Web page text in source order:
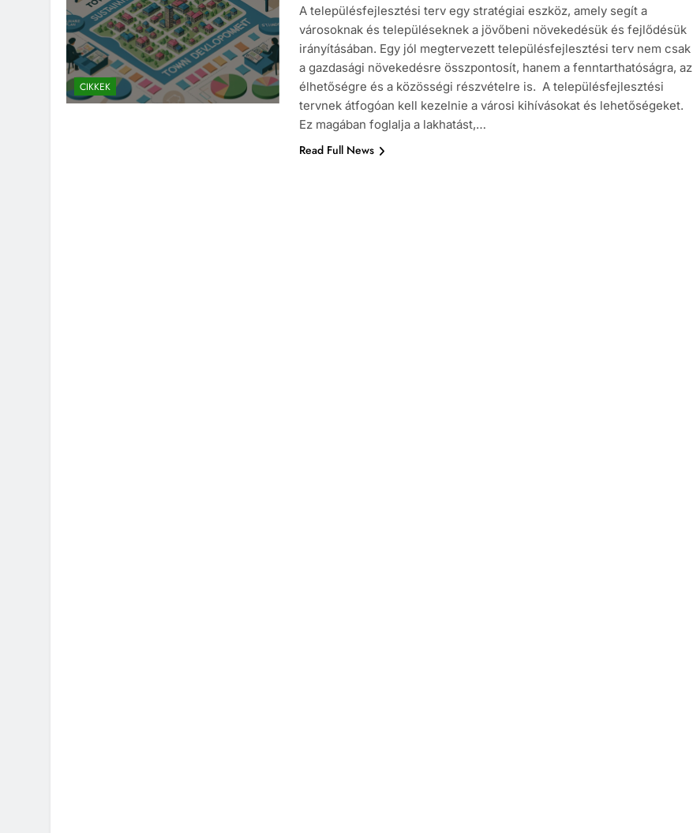
CIKKEK
A településfejlesztési terv egy stratégiai eszköz, amely segít a
városoknak és településeknek a jövőbeni növekedésük és fejlődésük
irányításában. Egy jól megtervezett településfejlesztési terv nem csak
a gazdasági növekedésre összpontosít, hanem a fenntarthatóságra, az
élhetőségre és a közösségi részvételre is. A településfejlesztési
tervnek átfogóan kell kezelnie a városi kihívásokat és lehetőségeket.
Ez magában foglalja a lakhatást,…
Read Full News